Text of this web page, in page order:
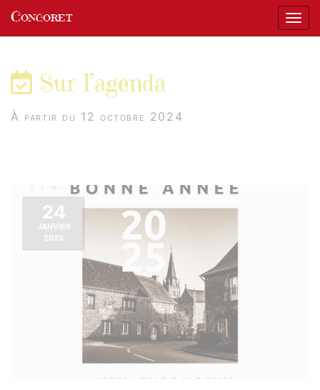
Concoret
Sur l’agenda
À partir du 12 octobre 2024
24
JANVIER
2025
Panneau de gestion des cookies